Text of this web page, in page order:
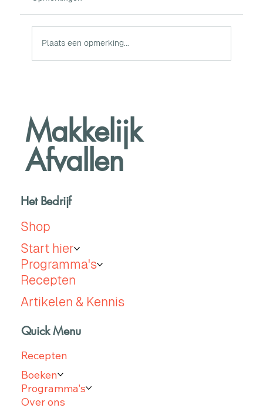
Plaats een opmerking...
Makkelijk
Afvallen
Het Bedrijf
Shop
Start hier
Programma's
Recepten
Artikelen & Kennis
Quick Menu
Recepten
Boeken
Programma's
Over ons